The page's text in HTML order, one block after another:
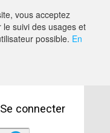
Se connecter
vous acceptez
le suivi des usages et
possible. En